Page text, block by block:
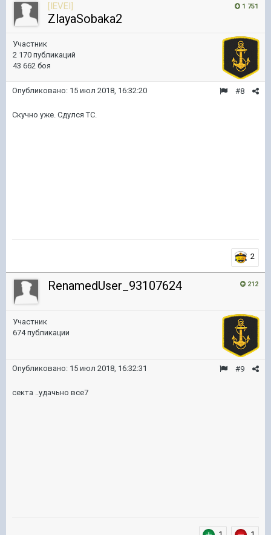
1 751
[IEVEI]
ZlayaSobaka2
Участник
2 170 публикаций
43 662 боя
#8
Опубликовано: 15 июл 2018, 16:32:20
Скучно уже. Сдулся ТС.
2
212
RenamedUser_93107624
Участник
674 публикации
#9
Опубликовано: 15 июл 2018, 16:32:31
секта ..удачьно все7